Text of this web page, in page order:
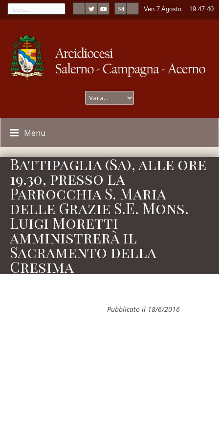
Ven 7 Agosto 19:47:40
Menu
Battipaglia (Sa), alle ore
19.30, presso la
Parrocchia S. Maria
delle Grazie S.E. Mons.
Luigi Moretti
amministrerà il
Sacramento della
Cresima
Pubblicato il 18/6/2016